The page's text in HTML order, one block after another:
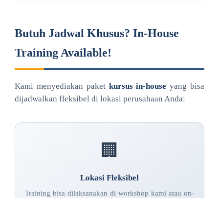
Butuh Jadwal Khusus? In-House
Training Available!
Kami menyediakan paket kursus in-house yang bisa
dijadwalkan fleksibel di lokasi perusahaan Anda:
🏢
Lokasi Fleksibel
Training bisa dilaksanakan di workshop kami atau on-